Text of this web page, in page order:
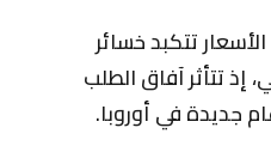
الأسعار تتكبد خسائر
إذ تتأثر آفاق الطلب
جديدة في أوروبا.